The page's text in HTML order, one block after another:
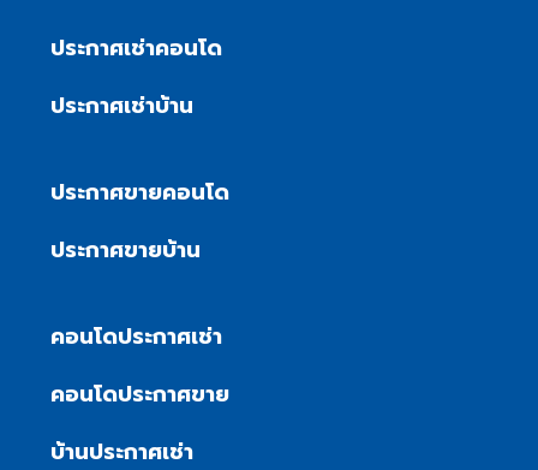
ประกาศเช่าคอนโด
ประกาศเช่าบ้าน
ประกาศขายคอนโด
ประกาศขายบ้าน
คอนโดประกาศเช่า
คอนโดประกาศขาย
บ้านประกาศเช่า